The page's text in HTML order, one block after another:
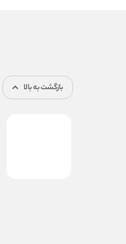
بازگشت به بالا